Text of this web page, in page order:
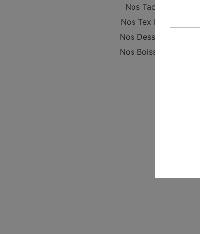
Nos Tacos
Nos Tex Mex
Nos Desserts
Nos Boissons